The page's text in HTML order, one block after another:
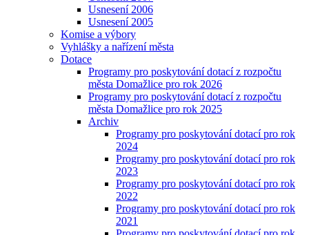
Usnesení 2006
Usnesení 2005
Komise a výbory
Vyhlášky a nařízení města
Dotace
Programy pro poskytování dotací z rozpočtu
města Domažlice pro rok 2026
Programy pro poskytování dotací z rozpočtu
města Domažlice pro rok 2025
Archiv
Programy pro poskytování dotací pro rok
2024
Programy pro poskytování dotací pro rok
2023
Programy pro poskytování dotací pro rok
2022
Programy pro poskytování dotací pro rok
2021